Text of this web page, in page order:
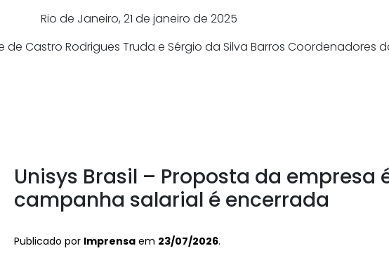
Rio de Janeiro, 21 de janeiro de 2025
de Castro Rodrigues Truda e Sérgio da Silva Barros Coordenadores
Unisys Brasil – Proposta da empresa
campanha salarial é encerrada
Publicado por Imprensa em 23/07/2026.